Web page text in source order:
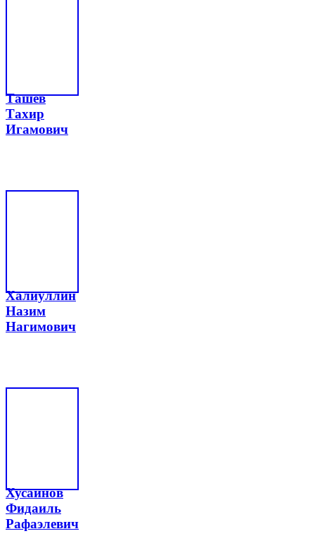
Ташев
Тахир
Игамович
Халиуллин
Назим
Нагимович
Хусаинов
Фидаиль
Рафаэлевич